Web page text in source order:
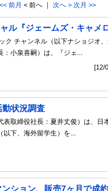
<< 前月 < 前へ ｜ 次へ > 次月 >>
ル『ジェームズ・キャメ
ク チャンネル（以下ナショジオ
小泉喜嗣）は、『ジェ...
[12/
動状況調査
取締役社長：夏井丈俊）は、日
下、海外留学生）を...
ション、販売7ヶ月で成